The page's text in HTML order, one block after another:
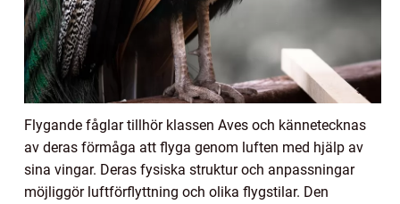
Flygande fåglar tillhör klassen Aves och kännetecknas
av deras förmåga att flyga genom luften med hjälp av
sina vingar. Deras fysiska struktur och anpassningar
möjliggör luftförflyttning och olika flygstilar. Den